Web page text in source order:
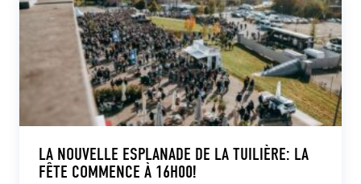
LA NOUVELLE ESPLANADE DE LA TUILIÈRE: LA
FÊTE COMMENCE À 16H00!